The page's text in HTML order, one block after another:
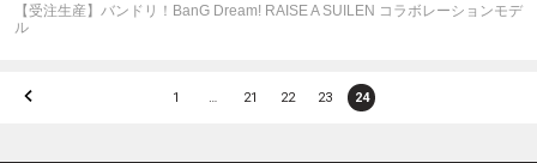
【受注生産】バンドリ！BanG Dream! RAISE A SUILEN コラボレーションモデ
ル
1 … 21 22 23 24